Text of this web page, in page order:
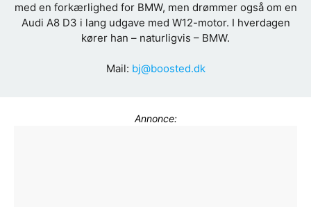
med en forkærlighed for BMW, men drømmer også om en
Audi A8 D3 i lang udgave med W12-motor. I hverdagen
kører han – naturligvis – BMW.
Mail: bj@boosted.dk
Annonce: